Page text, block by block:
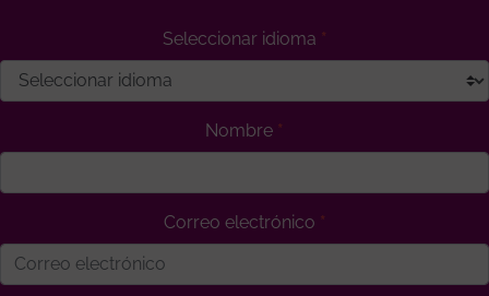
Seleccionar idioma
Nombre
Correo electrónico